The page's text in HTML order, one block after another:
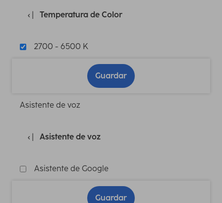
Temperatura de Color
2700 - 6500 K
Guardar
Asistente de voz
Asistente de voz
Asistente de Google
Guardar